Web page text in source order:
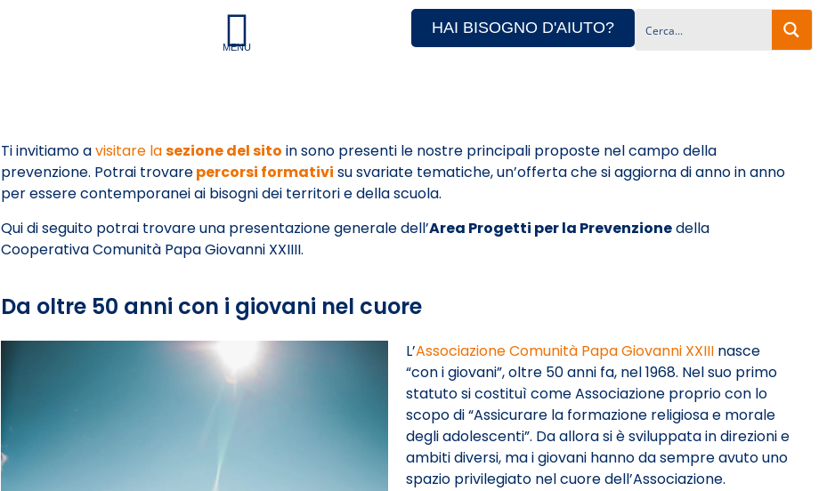
MENU
HAI BISOGNO D'AIUTO?
Ti invitiamo avisitare lasezione del sito in sono presenti le nostre principali proposte nel campo della
prevenzione. Potrai trovarepercorsi formativi su svariate tematiche, un’offerta che si aggiorna di anno in anno
per essere contemporanei ai bisogni dei territori e della scuola.
Qui di seguito potrai trovare una presentazione generale dell’Area Progetti per la Prevenzionedella
Cooperativa Comunità Papa Giovanni XXIIII.
Da oltre 50 anni con i giovani nel cuore
L’Associazione Comunità Papa Giovanni XXIII nasce
“con i giovani”, oltre 50 anni fa, nel 1968. Nel suo primo
statuto si costituì come Associazione proprio con lo
scopo di “Assicurare la formazione religiosa e morale
degli adolescenti”. Da allora si è sviluppata in direzioni e
ambiti diversi, ma i giovani hanno da sempre avuto uno
spazio privilegiato nel cuore dell’Associazione.